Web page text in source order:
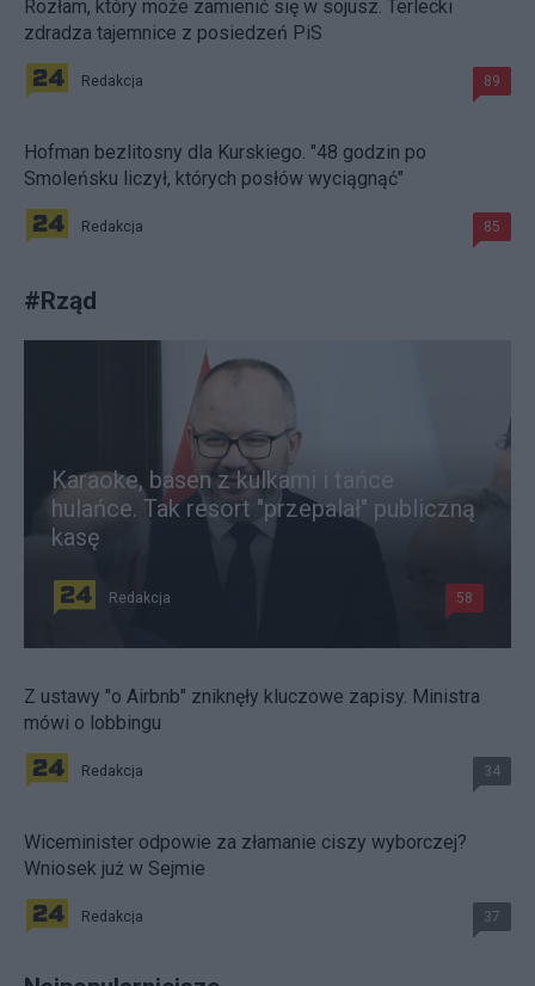
Rozłam, który może zamienić się w sojusz. Terlecki
zdradza tajemnice z posiedzeń PiS
Redakcja 89
Hofman bezlitosny dla Kurskiego. "48 godzin po
Smoleńsku liczył, których posłów wyciągnąć"
Redakcja 85
#Rząd
Karaoke, basen z kulkami i tańce
hulańce. Tak resort "przepalał" publiczną
kasę
Redakcja 58
Z ustawy "o Airbnb" zniknęły kluczowe zapisy. Ministra
mówi o lobbingu
Redakcja 34
Wiceminister odpowie za złamanie ciszy wyborczej?
Wniosek już w Sejmie
Redakcja 37